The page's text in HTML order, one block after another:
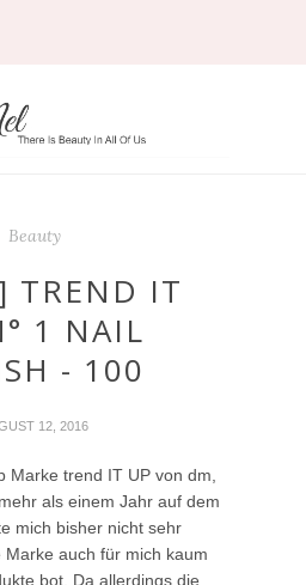
Beauty
TREND IT
1 NAIL
- 100
12, 2016
Marke trend IT UP von dm,
als einem Jahr auf dem
mich bisher nicht sehr
Marke auch für mich kaum
bot. Da allerdings die